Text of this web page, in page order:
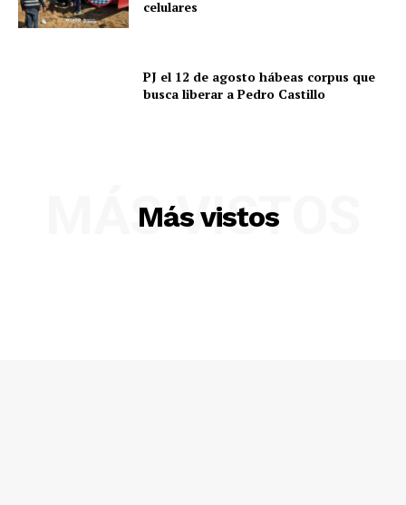
SUSCRIBETE
celulares
PJ el 12 de agosto hábeas corpus que
busca liberar a Pedro Castillo
Más vistos
MÁS VISTOS